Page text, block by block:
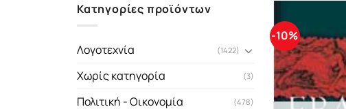
Κατηγορίες προϊόντων
Λογοτεχνία (1422)
Χωρίς κατηγορία (3)
Πολιτική - Οικονομία (478)
-10%